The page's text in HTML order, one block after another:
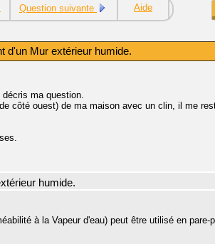
Question suivante Aide
d'un Mur extérieur humide.
ma question.
côté ouest) de ma maison avec un clin, il me
humide.
à la Vapeur d'eau) peut être utilisé en